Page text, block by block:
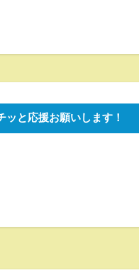
と応援お願いします！